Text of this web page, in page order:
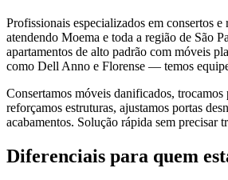
Profissionais especializados em consertos e
atendendo Moema e toda a região de São
apartamentos de alto padrão com móveis
como Dell Anno e Florense — temos
Consertamos móveis danificados, trocamos
reforçamos estruturas, ajustamos portas
acabamentos. Solução rápida sem precisar
Diferenciais para quem